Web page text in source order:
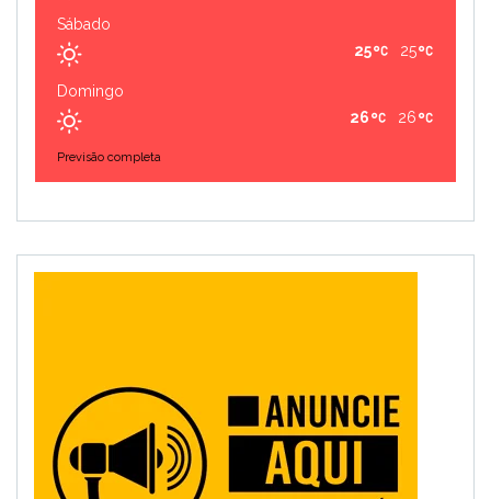
Sábado
25
25
Domingo
26
26
Previsão completa